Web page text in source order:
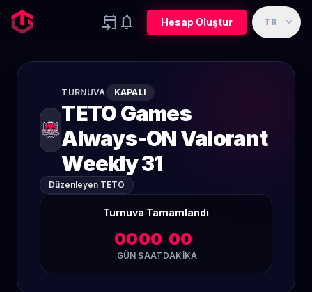
event_upcoming notifications Hesap Oluştur TR expand_more
TURNUVA KAPALI
TETO Games
Always-ON Valorant
Weekly 31
Düzenleyen TETO
Turnuva Tamamlandı
00
GÜN
00
SAAT
00
DAKIKA